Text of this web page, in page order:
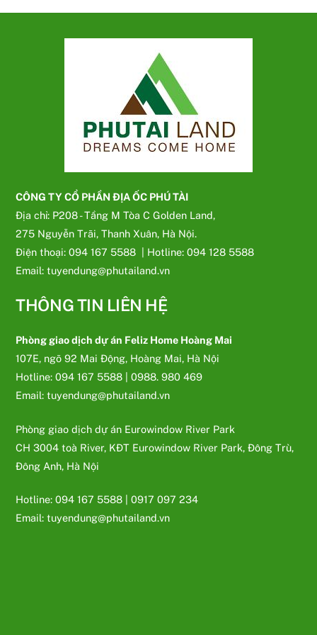
CÔNG TY CỔ PHẦN ĐỊA ỐC PHÚ TÀI
Địa chỉ: P208 - Tầng M Tòa C Golden Land,
275 Nguyễn Trãi, Thanh Xuân, Hà Nội.
Điện thoại: 094 167 5588 | Hotline: 094 128 5588
Email: tuyendung@phutailand.vn
THÔNG TIN LIÊN HỆ
Phòng giao dịch dự án Feliz Home Hoàng Mai
107E, ngõ 92 Mai Động, Hoàng Mai, Hà Nội
Hotline: 094 167 5588 | 0988. 980 469
Email: tuyendung@phutailand.vn
Phòng giao dịch dự án Eurowindow River Park
CH 3004 toà River, KĐT Eurowindow River Park, Đông Trù,
Đông Anh, Hà Nội
Hotline: 094 167 5588 | 0917 097 234
Email: tuyendung@phutailand.vn